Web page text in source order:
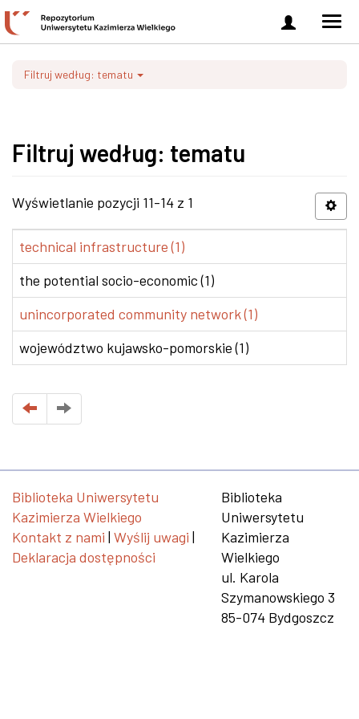
Zaloguj
się
Filtruj według: tematu
Filtruj według: tematu
Wyświetlanie pozycji 11-14 z 1
technical infrastructure (1)
the potential socio-economic (1)
unincorporated community network (1)
województwo kujawsko-pomorskie (1)
Biblioteka Uniwersytetu
Kazimierza Wielkiego
Kontakt z nami | Wyślij uwagi |
Deklaracja dostępności
Biblioteka
Uniwersytetu
Kazimierza
Wielkiego
ul. Karola
Szymanowskiego 3
85-074 Bydgoszcz